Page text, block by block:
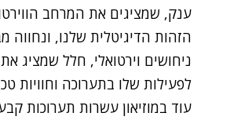
ענק, שמציגים את המרחב
הזהות הדיגיטלית שלנו, ונחווה
ניחושים וירטואלי, חלל
לפעילות שלו בתערוכה וחוויות
עוד במוזיאון עשרות תערוכות